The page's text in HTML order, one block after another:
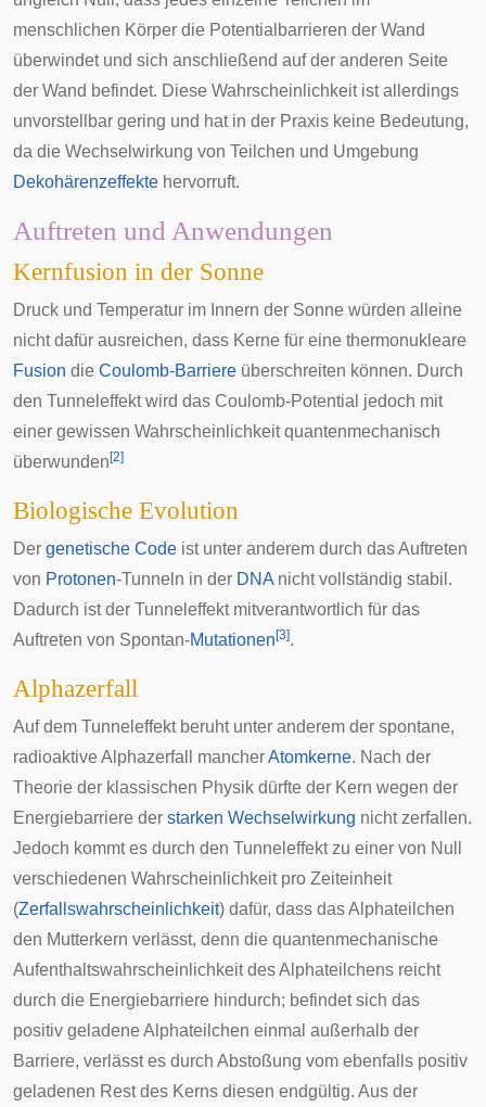
menschlichen Körper die Potentialbarrieren der Wand
überwindet und sich anschließend auf der anderen Seite
der Wand befindet. Diese Wahrscheinlichkeit ist allerdings
unvorstellbar gering und hat in der Praxis keine Bedeutung,
da die Wechselwirkung von Teilchen und Umgebung
Dekohärenzeffekte hervorruft.
Auftreten und Anwendungen
Kernfusion in der Sonne
Druck und Temperatur im Innern der Sonne würden alleine
nicht dafür ausreichen, dass Kerne für eine thermonukleare
Fusion die Coulomb-Barriere überschreiten können. Durch
den Tunneleffekt wird das Coulomb-Potential jedoch mit
einer gewissen Wahrscheinlichkeit quantenmechanisch
überwunden [2]
Biologische Evolution
Der genetische Code ist unter anderem durch das Auftreten
von Protonen-Tunneln in der DNA nicht vollständig stabil.
Dadurch ist der Tunneleffekt mitverantwortlich für das
Auftreten von Spontan-Mutationen [3].
Alphazerfall
Auf dem Tunneleffekt beruht unter anderem der spontane,
radioaktive Alphazerfall mancherAtomkerne. Nach der
Theorie der klassischen Physik dürfte der Kern wegen der
Energiebarriere der starken Wechselwirkung nicht zerfallen.
Jedoch kommt es durch den Tunneleffekt zu einer von Null
verschiedenen Wahrscheinlichkeit pro Zeiteinheit
(Zerfallswahrscheinlichkeit) dafür, dass das Alphateilchen
den Mutterkern verlässt, denn die quantenmechanische
Aufenthaltswahrscheinlichkeit des Alphateilchens reicht
durch die Energiebarriere hindurch; befindet sich das
positiv geladene Alphateilchen einmal außerhalb der
Barriere, verlässt es durch Abstoßung vom ebenfalls positiv
geladenen Rest des Kerns diesen endgültig. Aus der